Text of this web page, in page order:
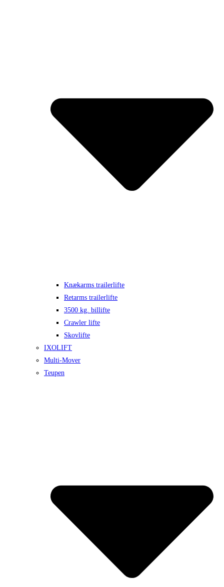
Knækarms trailerlifte
Retarms trailerlifte
3500 kg. billifte
Crawler lifte
Skovlifte
IXOLIFT
Multi-Mover
Teupen